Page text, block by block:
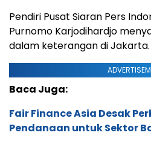
Pendiri Pusat Siaran Pers
Purnomo Karjodihardjo
dalam keterangan di Jakarta.
Baca Juga:
Fair Finance Asia Desak
Pendanaan untuk Sektor